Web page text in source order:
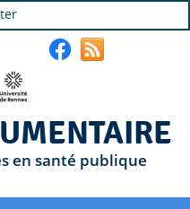
en santé publique